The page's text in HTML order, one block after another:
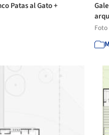
Patas al Gato +
Foto